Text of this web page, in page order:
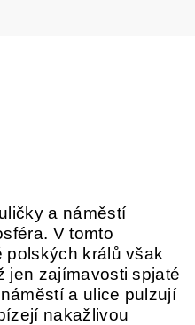
a náměstí
V tomto
polských králů však
jen zajímavosti spjaté
a ulice pulzují
nakažlivou